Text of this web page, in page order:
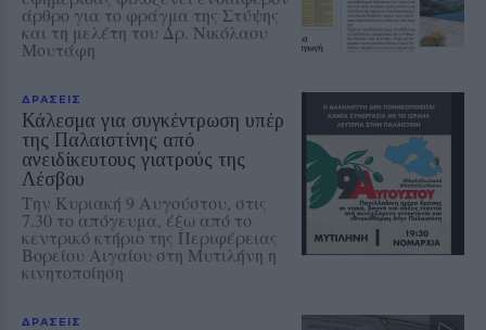
άρθρο για το φράγμα της Στύψης
και τη μελέτη του Δρ. Νικόλαου
Μουτάφη
ΔΡΑΣΕΙΣ
Κάλεσμα για συγκέντρωση υπέρ
της Παλαιστίνης από
ανειδίκευτους γιατρούς της
Λέσβου
Την Κυριακή 9 Αυγούστου, στις
7.30 το απόγευμα, έξω από το
κεντρικό κτήριο της Περιφέρειας
Βορείου Αιγαίου στη Μυτιλήνη η
κινητοποίηση
ΔΡΑΣΕΙΣ